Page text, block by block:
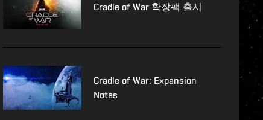
Cradle of War 확장팩 출시
Cradle of War: Expansion
Notes